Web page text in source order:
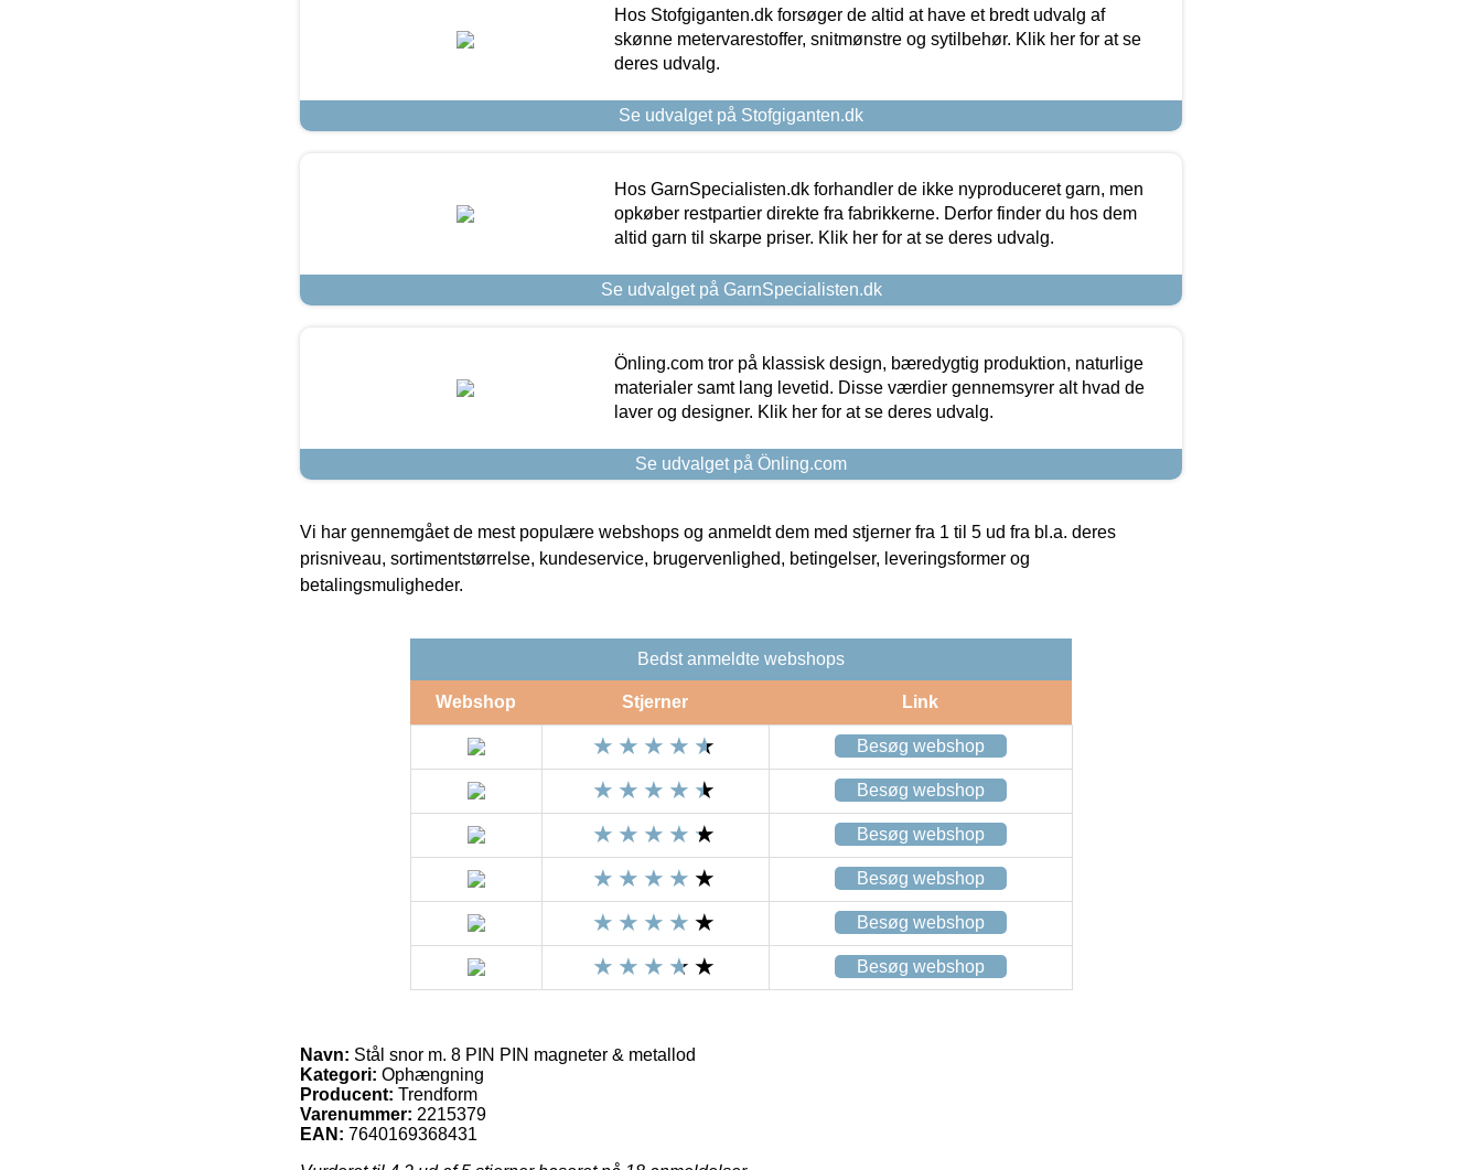
Hos Stofgiganten.dk forsøger de altid at have et bredt udvalg af
skønne metervarestoffer, snitmønstre og sytilbehør. Klik her for at se
deres udvalg.
Se udvalget på Stofgiganten.dk
Hos GarnSpecialisten.dk forhandler de ikke nyproduceret garn, men
opkøber restpartier direkte fra fabrikkerne. Derfor finder du hos dem
altid garn til skarpe priser. Klik her for at se deres udvalg.
Se udvalget på GarnSpecialisten.dk
Önling.com tror på klassisk design, bæredygtig produktion, naturlige
materialer samt lang levetid. Disse værdier gennemsyrer alt hvad de
laver og designer. Klik her for at se deres udvalg.
Se udvalget på Önling.com
Vi har gennemgået de mest populære webshops og anmeldt dem med stjerner fra 1 til 5 ud fra bl.a. deres
prisniveau, sortimentstørrelse, kundeservice, brugervenlighed, betingelser, leveringsformer og
betalingsmuligheder.
Bedst anmeldte webshops
Webshop Stjerner Link
Besøg webshop
Besøg webshop
Besøg webshop
Besøg webshop
Besøg webshop
Besøg webshop
Navn: Stål snor m. 8 PIN PIN magneter & metallod
Kategori: Ophængning
Producent: Trendform
Varenummer: 2215379
EAN: 7640169368431